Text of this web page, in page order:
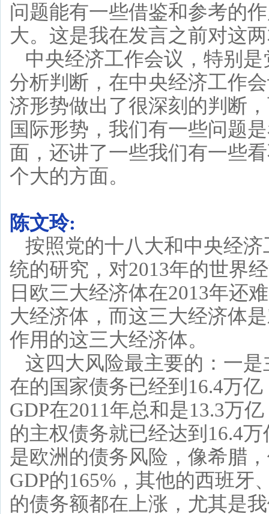
问题能有一些借鉴和参考的
大。这是我在发言之前对这
中央经济工作会议，特别
分析判断，在中央经济工作
济形势做出了很深刻的判断
国际形势，我们有一些问题
面，还讲了一些我们有一些
个大的方面。
陈文玲:
按照党的十八大和中央经
统的研究，对2013年的世界
日欧三大经济体在2013年还
大经济体，而这三大经济体
作用的这三大经济体。
这四大风险最主要的：一
在的国家债务已经到16.4万
GDP在2011年总和是13.3万
的主权债务就已经达到16.4
是欧洲的债务风险，像希腊
GDP的165%，其他的西班牙
的债务额都在上涨，尤其是